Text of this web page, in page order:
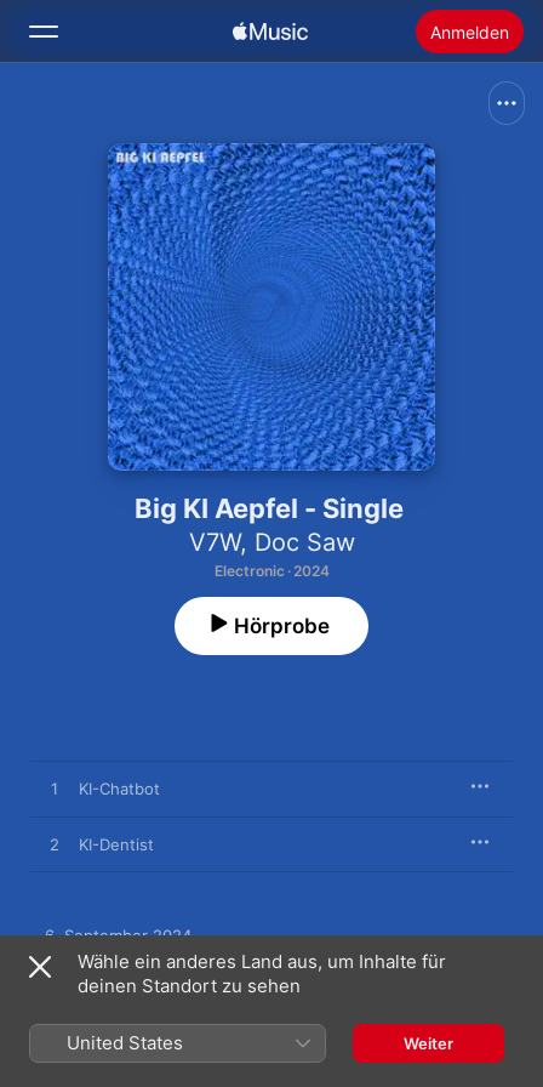
Anmelden
Startseite
Radio
Apple Music installieren
Big KI Aepfel - Single
V7W, Doc Saw
Electronic · 2024
Hörprobe
1 KI-Chatbot
2 KI-Dentist
6. September 2024
2 Titel, 6 Minuten
℗ 2024 V7W, Doc Saw
Wähle ein anderes Land aus, um Inhalte für
deinen Standort zu sehen
United States Weiter